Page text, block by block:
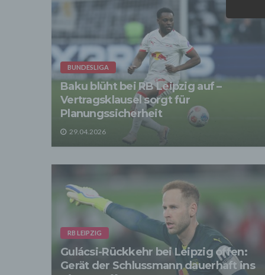
BUNDESLIGA
Baku blüht bei RB Leipzig auf –
Vertragsklausel sorgt für
Planungssicherheit
29.04.2026
RB LEIPZIG
Gulácsi-Rückkehr bei Leipzig offen:
Gerät der Schlussmann dauerhaft ins
Wir
der
Die
-
-
Wir